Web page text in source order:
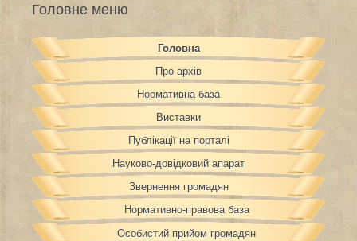
Головне меню
Головна
Про архів
Нормативна база
Виставки
Публікації на порталі
Науково-довідковий апарат
Звернення громадян
Нормативно-правова база
Особистий прийом громадян